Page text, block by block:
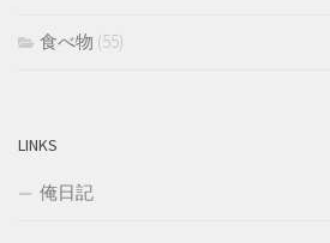
食べ物 (55)
LINKS
俺日記